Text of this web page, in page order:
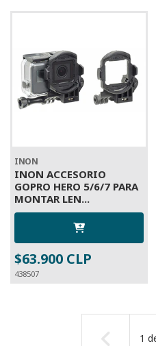
INON
INON ACCESORIO
GOPRO HERO 5/6/7 PARA
MONTAR LEN...
$63.900 CLP
438507
1